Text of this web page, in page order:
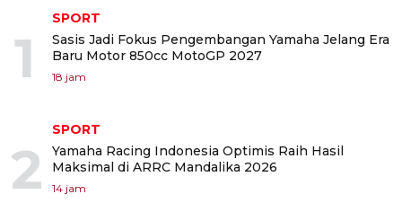
1
SPORT
Sasis Jadi Fokus Pengembangan Yamaha Jelang Era
Baru Motor 850cc MotoGP 2027
18 jam
2
SPORT
Yamaha Racing Indonesia Optimis Raih Hasil
Maksimal di ARRC Mandalika 2026
14 jam